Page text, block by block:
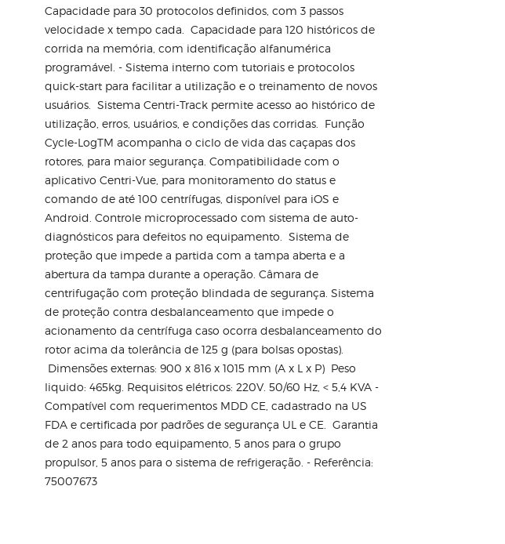
Capacidade para 30 protocolos definidos, com 3 passos
velocidade x tempo cada. Capacidade para 120 históricos de
corrida na memória, com identificação alfanumérica
programável. - Sistema interno com tutoriais e protocolos
quick-start para facilitar a utilização e o treinamento de novos
usuários. Sistema Centri-Track permite acesso ao histórico de
utilização, erros, usuários, e condições das corridas. Função
Cycle-LogTM acompanha o ciclo de vida das caçapas dos
rotores, para maior segurança. Compatibilidade com o
aplicativo Centri-Vue, para monitoramento do status e
comando de até 100 centrífugas, disponível para iOS e
Android. Controle microprocessado com sistema de auto-
diagnósticos para defeitos no equipamento. Sistema de
proteção que impede a partida com a tampa aberta e a
abertura da tampa durante a operação. Câmara de
centrifugação com proteção blindada de segurança. Sistema
de proteção contra desbalanceamento que impede o
acionamento da centrífuga caso ocorra desbalanceamento do
rotor acima da tolerância de 125 g (para bolsas opostas).
Dimensões externas: 900 x 816 x 1015 mm (A x L x P) Peso
liquido: 465kg. Requisitos elétricos: 220V. 50/60 Hz, < 5,4 KVA -
Compatível com requerimentos MDD CE, cadastrado na US
FDA e certificada por padrões de segurança UL e CE. Garantia
de 2 anos para todo equipamento, 5 anos para o grupo
propulsor, 5 anos para o sistema de refrigeração. - Referência:
75007673